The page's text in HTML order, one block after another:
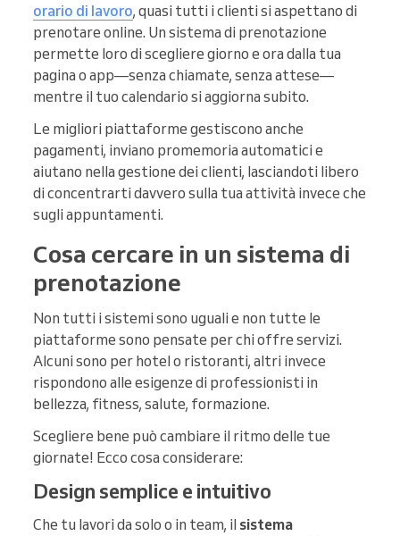
orario di lavoro, quasi tutti i clienti si aspettano di
prenotare online. Un sistema di prenotazione
permette loro di scegliere giorno e ora dalla tua
pagina o app—senza chiamate, senza attese—
mentre il tuo calendario si aggiorna subito.
Le migliori piattaforme gestiscono anche
pagamenti, inviano promemoria automatici e
aiutano nella gestione dei clienti, lasciandoti libero
di concentrarti davvero sulla tua attività invece che
sugli appuntamenti.
Cosa cercare in un sistema di
prenotazione
Non tutti i sistemi sono uguali e non tutte le
piattaforme sono pensate per chi offre servizi.
Alcuni sono per hotel o ristoranti, altri invece
rispondono alle esigenze di professionisti in
bellezza, fitness, salute, formazione.
Scegliere bene può cambiare il ritmo delle tue
giornate! Ecco cosa considerare:
Design semplice e intuitivo
Che tu lavori da solo o in team, il sistema